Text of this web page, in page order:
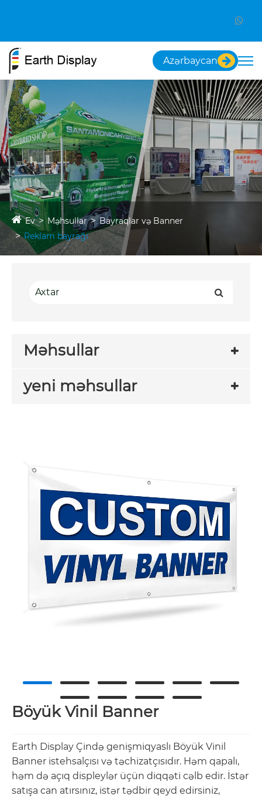
Azərbaycan
Ev Məhsullar
Bayraqlar və Banner
Reklam bayrağı
Məhsullar
yeni məhsullar
Böyük Vinil Banner
Earth Display Çində genişmiqyaslı Böyük Vinil
Banner istehsalçısı və təchizatçısıdır. Həm qapalı,
həm də açıq displeylər üçün diqqəti cəlb edir. İstər
satışa can atırsınız, istər tədbir qeyd edirsiniz,